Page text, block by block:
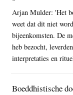
Arjan Mulder: 'Het
weet dat dit niet
bijeenkomsten. De
heb bezocht,
interpretaties en
Boeddhistische